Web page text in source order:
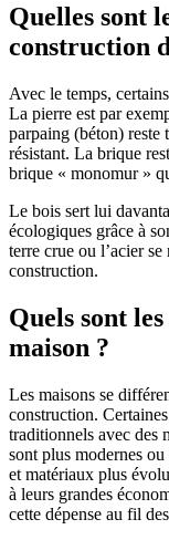
Quelles sont
construction
Avec le temps,
La pierre est par
parpaing (béton) reste
résistant. La brique
brique « monomur »
Le bois sert lui
écologiques grâce à
terre crue ou l’acier
construction.
Quels sont
maison ?
Les maisons se
construction.
traditionnels avec des
sont plus modernes
et matériaux plus
à leurs grandes
cette dépense au fil